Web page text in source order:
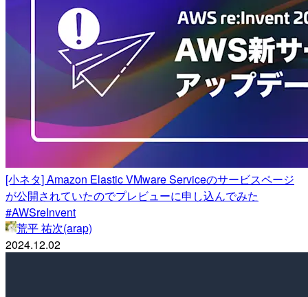
[小ネタ] Amazon Elastic VMware Serviceのサービスページ
が公開されていたのでプレビューに申し込んでみた
#AWSreInvent
荒平 祐次(arap)
2024.12.02